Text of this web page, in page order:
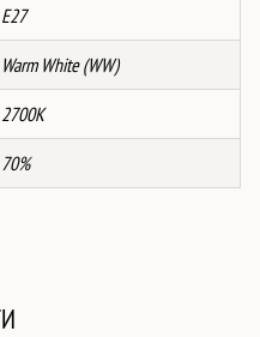
E27
Warm White (WW)
2700K
70%